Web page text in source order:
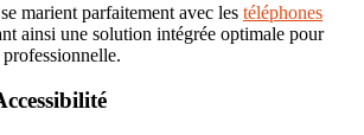
marient parfaitement avec les téléphones
ainsi une solution intégrée optimale pour